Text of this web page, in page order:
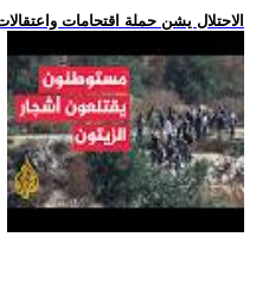
.. الاحتلال يشن حملة اقتحامات